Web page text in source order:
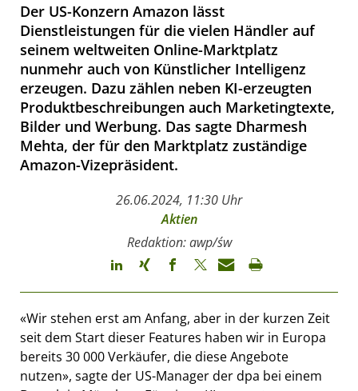
Der US-Konzern Amazon lässt
Dienstleistungen für die vielen Händler auf
seinem weltweiten Online-Marktplatz
nunmehr auch von Künstlicher Intelligenz
erzeugen. Dazu zählen neben KI-erzeugten
Produktbeschreibungen auch Marketingtexte,
Bilder und Werbung. Das sagte Dharmesh
Mehta, der für den Marktplatz zuständige
Amazon-Vizepräsident.
26.06.2024, 11:30 Uhr
Aktien
Redaktion: awp/św
«Wir stehen erst am Anfang, aber in der kurzen Zeit
seit dem Start dieser Features haben wir in Europa
bereits 30 000 Verkäufer, die diese Angebote
nutzen», sagte der US-Manager der dpa bei einem